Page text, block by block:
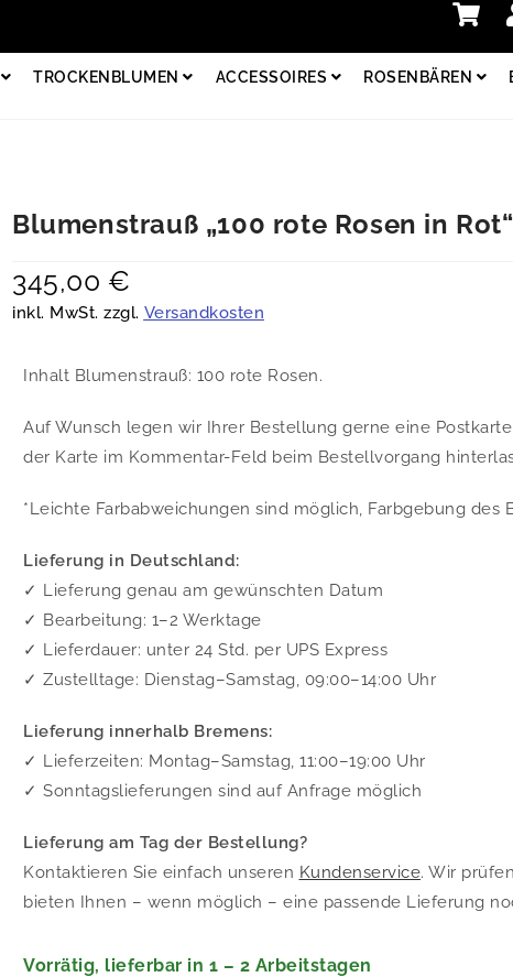
TROCKENBLUMEN ACCESSOIRES ROSENBÄREN
Blumenstrauß „100 rote Rosen in Rot“
345,00 €
inkl. MwSt. zzgl. Versandkosten
Inhalt Blumenstrauß: 100 rote Rosen.
Auf Wunsch legen wir Ihrer Bestellung gerne eine
der Karte im Kommentar-Feld beim Bestellvorgang
*Leichte Farbabweichungen sind möglich, Farbgebung des
Lieferung in Deutschland:
✓ Lieferung genau am gewünschten Datum
✓ Bearbeitung: 1–2 Werktage
✓ Lieferdauer: unter 24 Std. per UPS Express
✓ Zustelltage: Dienstag–Samstag, 09:00–14:00 Uhr
Lieferung innerhalb Bremens:
✓ Lieferzeiten: Montag–Samstag, 11:00–19:00 Uhr
✓ Sonntagslieferungen sind auf Anfrage möglich
Lieferung am Tag der Bestellung?
Kontaktieren Sie einfach unseren Kundenservice. Wir
bieten Ihnen – wenn möglich – eine passende Lieferung
Vorrätig, lieferbar in 1 – 2 Arbeitstagen